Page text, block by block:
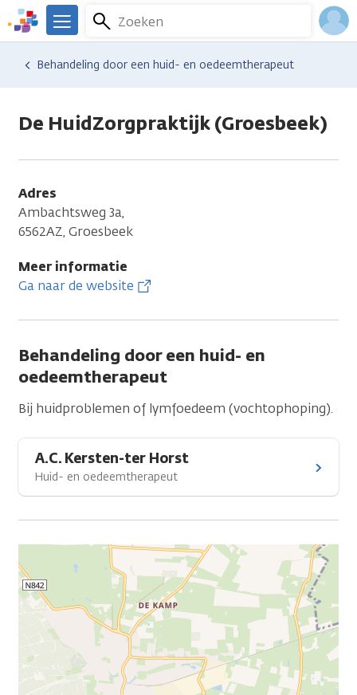
Overslaan
en
naar
We
er
Kanker.nl
Zoeken
Menu
Hulp en ondersteuning
Vind hulp bij kanker
Behandeling door een huid- en oedeemtherapeut
De HuidZorgpraktijk (Groesbeek)
Adres
Ambachtsweg 3a,
6562AZ, Groesbeek
Meer informatie
Ga naar de website
Behandeling door een huid- en
oedeemtherapeut
Bij huidproblemen of lymfoedeem (vochtophoping).
A.C. Kersten-ter Horst
Huid- en oedeemtherapeut